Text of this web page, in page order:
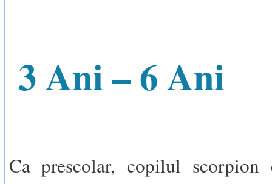
3 Ani – 6 Ani
Ca prescolar, copilul scorpion